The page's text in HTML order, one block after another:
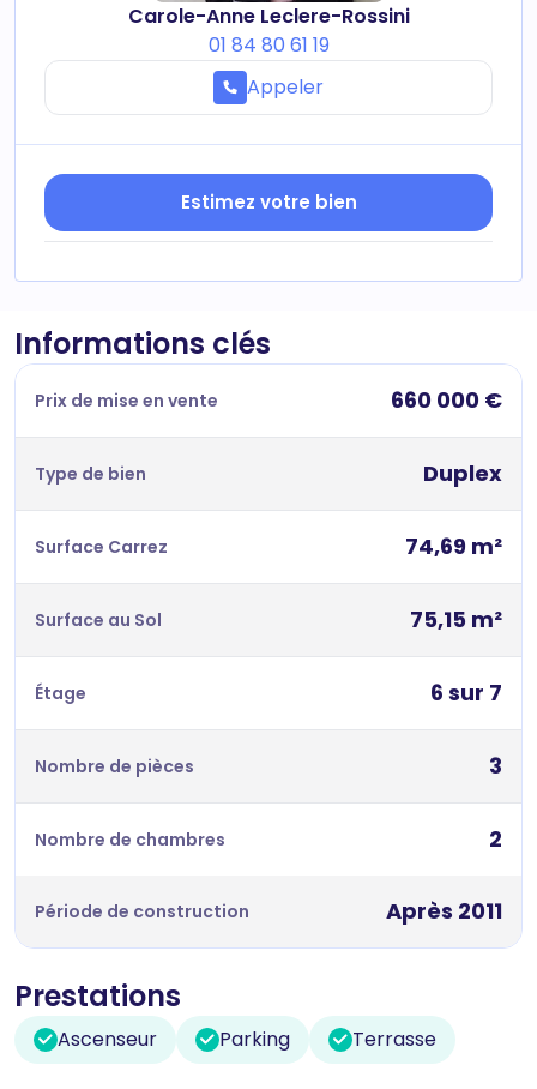
Carole-Anne Leclere-Rossini
01 84 80 61 19
Appeler
Estimez votre bien
Informations clés
Prix de mise en vente 660 000 €
Type de bien Duplex
Surface Carrez 74,69 m²
Surface au Sol 75,15 m²
Étage 6 sur 7
Nombre de pièces 3
Nombre de chambres 2
Période de construction Après 2011
Prestations
Ascenseur Parking Terrasse